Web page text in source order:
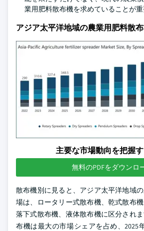
業用肥料散布機を求めていることが重
アジア太平洋地域の農業用肥料散
主要な市場動向を把握
無料のPDFをダウンロ
散布機別に見ると、アジア太平洋地域
場は、ロータリー式散布機、乾式散布機
落下式散布機、液体散布機に区分され
布機は最大の市場シェアを占め、2025